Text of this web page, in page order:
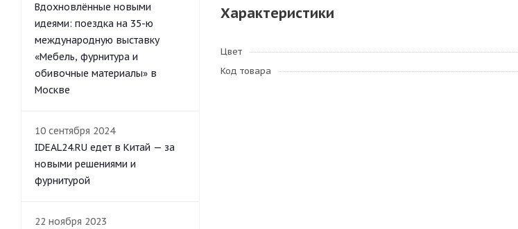
Характеристики
Цвет
Код товара
Вдохновлённые новыми
идеями: поездка на 35-ю
международную выставку
«Мебель, фурнитура и
обивочные материалы» в
Москве
10 сентября 2024
IDEAL24.RU едет в Китай — за
новыми решениями и
фурнитурой
22 ноября 2023